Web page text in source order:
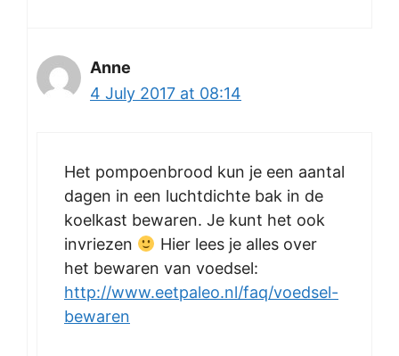
Anne
4 July 2017 at 08:14
Het pompoenbrood kun je een aantal
dagen in een luchtdichte bak in de
koelkast bewaren. Je kunt het ook
invriezen
Hier lees je alles over
het bewaren van voedsel:
http://www.eetpaleo.nl/faq/voedsel-
bewaren